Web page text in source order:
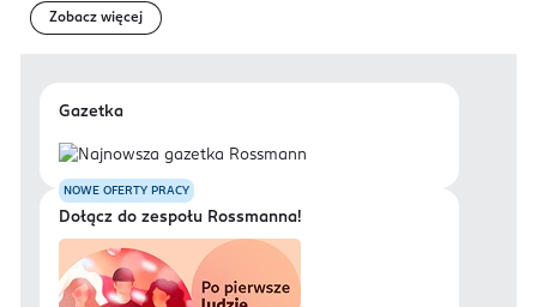
Zobacz więcej
Gazetka
NOWE OFERTY PRACY
Dołącz do zespołu Rossmanna!